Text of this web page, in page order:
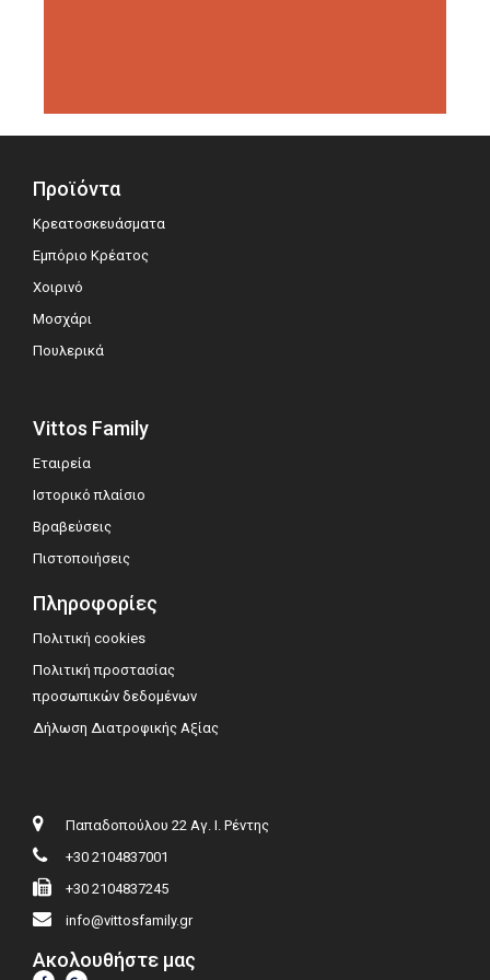
Προϊόντα
Κρεατοσκευάσματα
Εμπόριο Κρέατος
Χοιρινό
Μοσχάρι
Πουλερικά
Vittos Family
Εταιρεία
Ιστορικό πλαίσιο
Βραβεύσεις
Πιστοποιήσεις
Πληροφορίες
Πολιτική cookies
Πολιτική προστασίας
προσωπικών δεδομένων
Δήλωση Διατροφικής Αξίας
Παπαδοπούλου 22 Αγ. Ι. Ρέντης
+30 2104837001
+30 2104837245
info@vittosfamily.gr
Ακολουθήστε μας